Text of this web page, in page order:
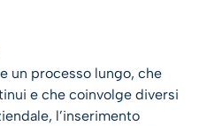
un processo lungo, che
e che coinvolge diversi
l’inserimento